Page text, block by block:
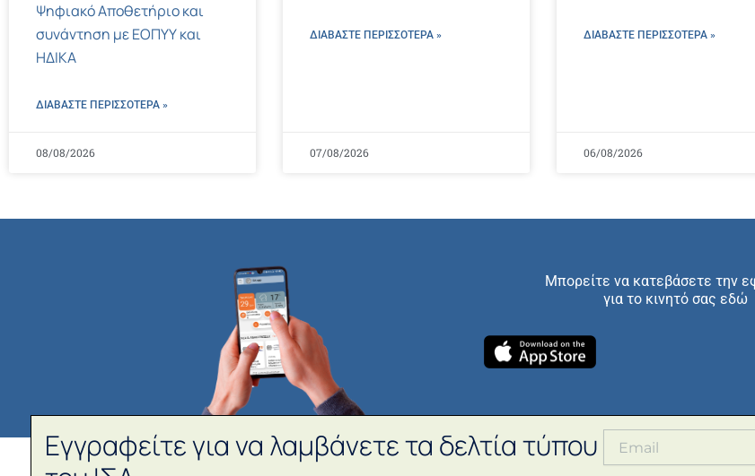
Ψηφιακό Αποθετήριο και
συνάντηση με ΕΟΠΥΥ και
ΗΔΙΚΑ
ΔΙΑΒΑΣΤΕ ΠΕΡΙΣΣΌΤΕΡΑ »
08/08/2026
ΔΙΑΒΑΣΤΕ ΠΕΡΙΣΣΌΤΕΡΑ »
07/08/2026
ΔΙΑΒΑΣΤΕ ΠΕΡΙΣΣΌΤΕΡΑ »
06/08/2026
Μπορείτε να κατεβάσετε την
για το κινητό σας εδώ
Εγγραφείτε για να λαμβάνετε τα δελτία τύπου